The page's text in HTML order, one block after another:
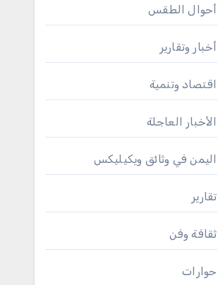
أحوال الطقس
أخبار وتقارير
اقتصاد وتنمية
الأخبار العاجلة
اليمن في وثائق ويكيليكس
تقارير
ثقافة وفن
حوارات